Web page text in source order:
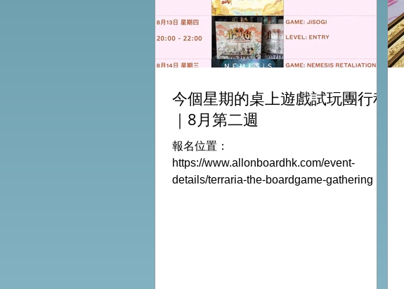
今個星期的桌上遊戲試玩團行程
｜8月第二週
報名位置：
https://www.allonboardhk.com/event-
details/terraria-the-boardgame-gathering 試